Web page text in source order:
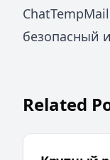
безопасный
Related